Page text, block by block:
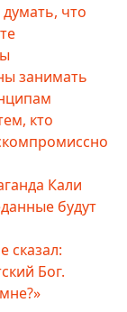
что
занимать
кто
Кали
будут
сказал:
Бог.